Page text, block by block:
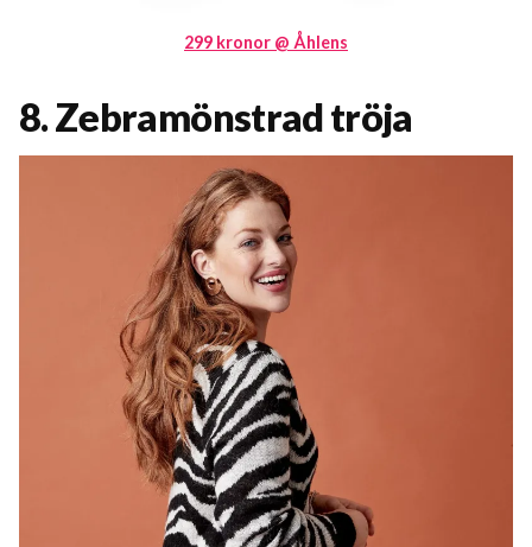
299 kronor @ Åhlens
8. Zebramönstrad tröja